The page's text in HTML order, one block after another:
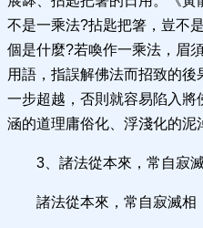
不是一乘法?拈匙把箸，豈不
個是什麼?若喚作一乘法，眉
用語，指誤解佛法而招致的
一步超越，否則就容易陷入
涵的道理庸俗化、浮淺化的泥
3、諸法從本來，常自寂
諸法從本來，常自寂滅相